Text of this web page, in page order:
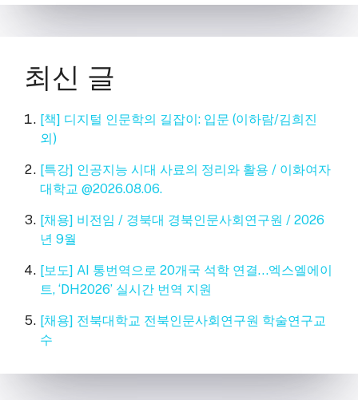
최신 글
[책] 디지털 인문학의 길잡이: 입문 (이하람/김희진
외)
[특강] 인공지능 시대 사료의 정리와 활용 / 이화여자
대학교 @2026.08.06.
[채용] 비전임 / 경북대 경북인문사회연구원 / 2026
년 9월
[보도] AI 통번역으로 20개국 석학 연결…엑스엘에이
트, ‘DH2026’ 실시간 번역 지원
[채용] 전북대학교 전북인문사회연구원 학술연구교
수